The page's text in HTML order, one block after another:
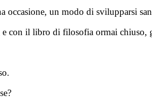
occasione, un modo di svilupparsi
e con il libro di filosofia ormai